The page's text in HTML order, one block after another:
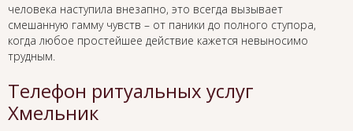
человека наступила внезапно, это всегда вызывает
смешанную гамму чувств – от паники до полного ступора,
когда любое простейшее действие кажется невыносимо
трудным.
Телефон ритуальных услуг
Хмельник